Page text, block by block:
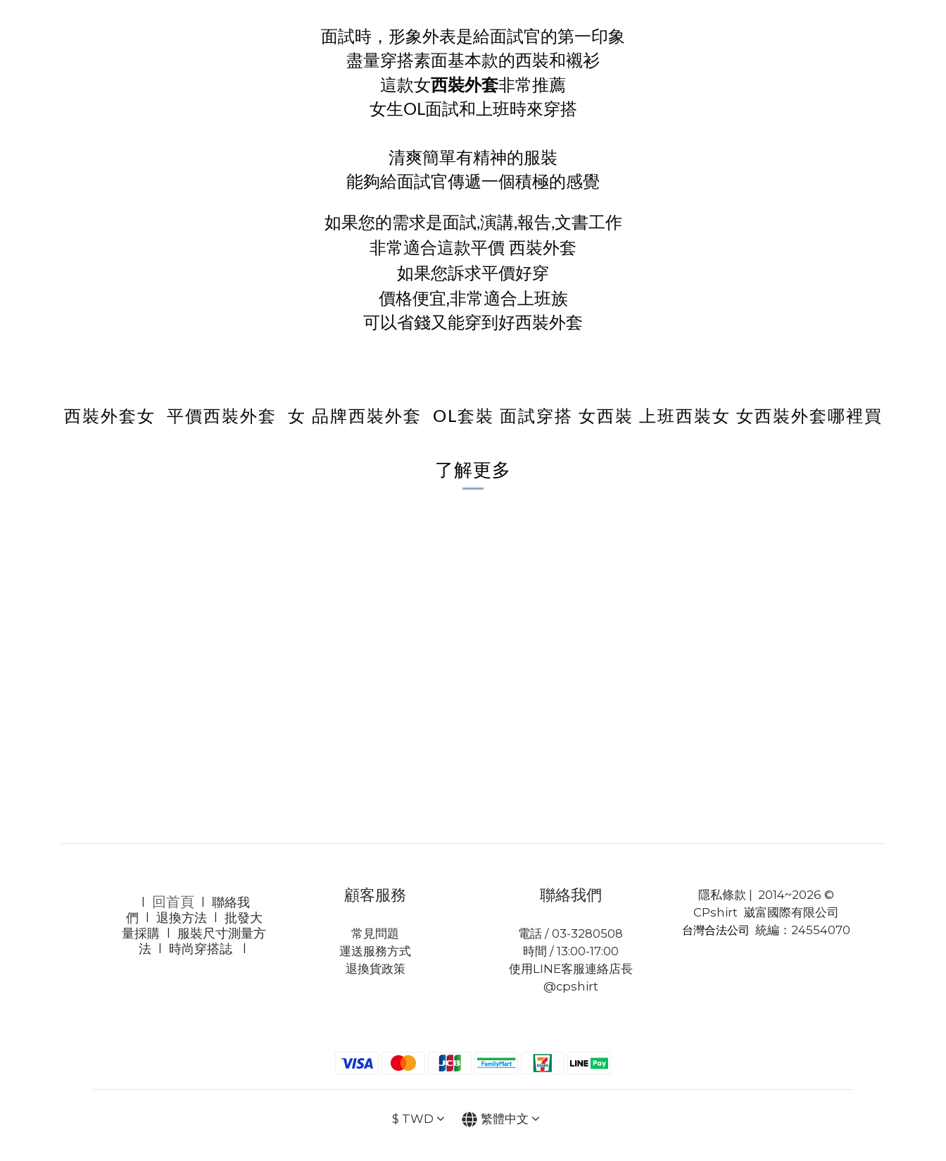
面試時，形象外表是給面試官的第一印象
盡量穿搭素面基本款的西裝和襯衫
這款女西裝外套非常推薦
女生OL面試和上班時來穿搭
清爽簡單有精神的服裝
能夠給面試官傳遞一個積極的感覺
如果您的需求是面試,演講,報告,文書工作
非常適合這款平價 西裝外套
如果您訴求平價好穿
價格便宜,非常適合上班族
可以省錢又能穿到好西裝外套
西裝外套女 平價西裝外套 女 品牌西裝外套 OL套裝 面試穿搭 女西裝 上班西裝女 女西裝外套哪裡買
了解更多
回首頁 l聯絡我
們
退換方法l 批發大
量採購
服裝尺寸測量方
法l 時尚穿搭誌l
顧客服務
常見問題
運送服務方式
退換貨政策
聯絡我們
電話 / 03-3280508
時間 / 13:00-17:00
使用LINE客服連絡店長
@cpshirt
隱私條款 | 2014~2026 ©
CPshirt 崴富國際有限公司
台灣合法公司 統編：24554070
$ TWD 繁體中文